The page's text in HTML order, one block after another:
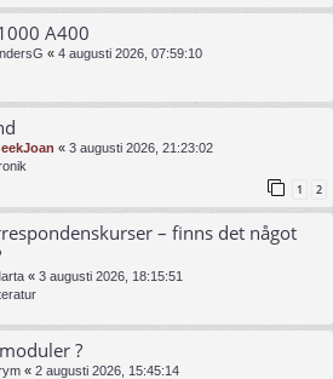
A400
« 4 augusti 2026, 07:59:10
« 3 augusti 2026, 21:23:02
1 2
– finns det något
« 3 augusti 2026, 18:15:51
?
« 2 augusti 2026, 15:45:14